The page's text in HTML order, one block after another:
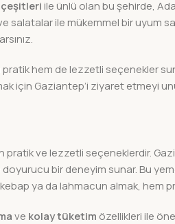
ile ünlü olan bu şehirde,
salatalar ile mükemmel bir uyum
hem de lezzetli seçenekler
için Gaziantep’i ziyaret etmeyi
pratik ve lezzetli seçeneklerdir.
bir deneyim sunar. Bu
ya da lahmacun almak, hem
ve kolay tüketim özellikleri ile